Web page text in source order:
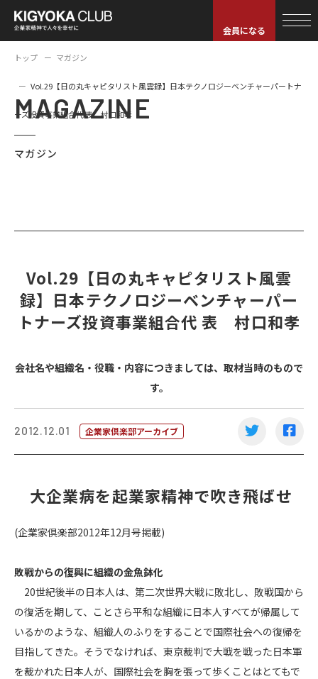
会員になる
トップ マガジン
Vol.29【日の丸キャピタリスト風雲録】日本テクノロジーベンチャーパートナ
ーズ投資事業組合代 表 村口和孝
MAGAZINE
マガジン
Vol.29【日の丸キャピタリスト風雲
録】日本テクノロジーベンチャーパー
トナーズ投資事業組合代 表 村口和孝
会社名や組織名・役職・内容につきましては、取材当時のもので
す。
2012.12.01 企業家倶楽部アーカイブ
大企業病を起業家精神で吹き飛ばせ
(企業家倶楽部2012年12月号掲載)
敗戦からの復興に組織の金魚鉢化
20世紀後半の日本人は、第二次世界大戦に敗北し、敗戦国から
の復活を期して、ことさら平和な組織に日本人すべてが帰属して
いるかのような、組織人のふりをすることで国際社会への復帰を
目指してきた。そうでなければ、東京裁判で大戦を戦った日本軍
を裁かれた日本人が、国際社会を胸を張って歩くことはとてもで